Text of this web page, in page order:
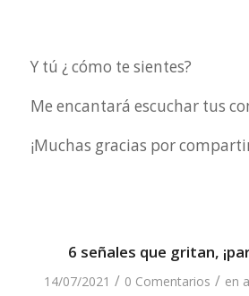
Y tú ¿ cómo te sientes?
Me encantará escuchar tus
¡Muchas gracias por
6 señales que gritan,
14/07/2021 / 0 Comentarios / en